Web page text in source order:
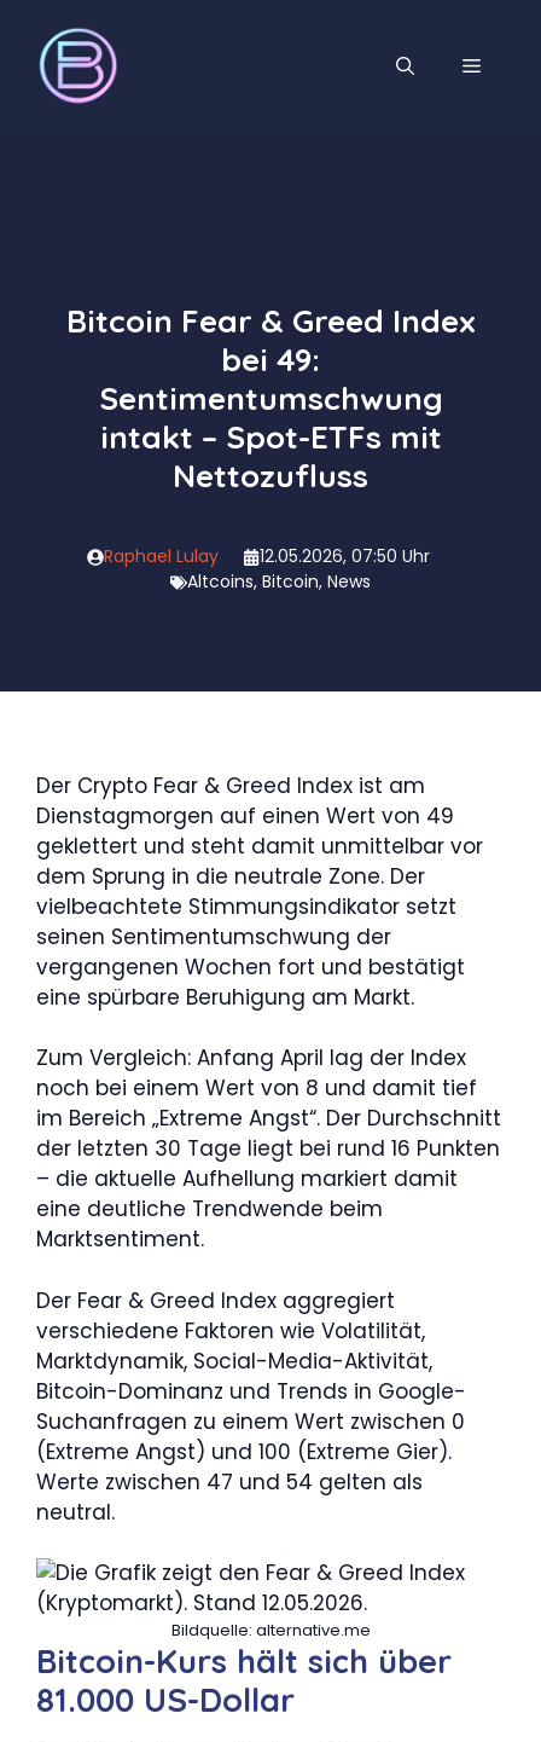
Inhalt
springen
MENÜ
Bitcoin Fear & Greed Index
bei 49:
Sentimentumschwung
intakt – Spot-ETFs mit
Nettozufluss
Raphael Lulay
12.05.2026, 07:50 Uhr
Altcoins, Bitcoin, News
Der Crypto Fear & Greed Index ist am
Dienstagmorgen auf einen Wert von 49
geklettert und steht damit unmittelbar vor
dem Sprung in die neutrale Zone. Der
vielbeachtete Stimmungsindikator setzt
seinen Sentimentumschwung der
vergangenen Wochen fort und bestätigt
eine spürbare Beruhigung am Markt.
Zum Vergleich: Anfang April lag der Index
noch bei einem Wert von 8 und damit tief
im Bereich „Extreme Angst“. Der Durchschnitt
der letzten 30 Tage liegt bei rund 16 Punkten
– die aktuelle Aufhellung markiert damit
eine deutliche Trendwende beim
Marktsentiment.
Der Fear & Greed Index aggregiert
verschiedene Faktoren wie Volatilität,
Marktdynamik, Social-Media-Aktivität,
Bitcoin-Dominanz und Trends in Google-
Suchanfragen zu einem Wert zwischen 0
(Extreme Angst) und 100 (Extreme Gier).
Werte zwischen 47 und 54 gelten als
neutral.
Bildquelle: alternative.me
Bitcoin-Kurs hält sich über
81.000 US-Dollar